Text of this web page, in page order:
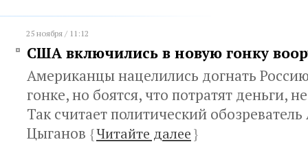
25 ноября / 11:12
США включились в новую гонку
Американцы нацелились догнать
гонке, но боятся, что потратят деньги,
Так считает политический
Цыганов {Читайте далее}